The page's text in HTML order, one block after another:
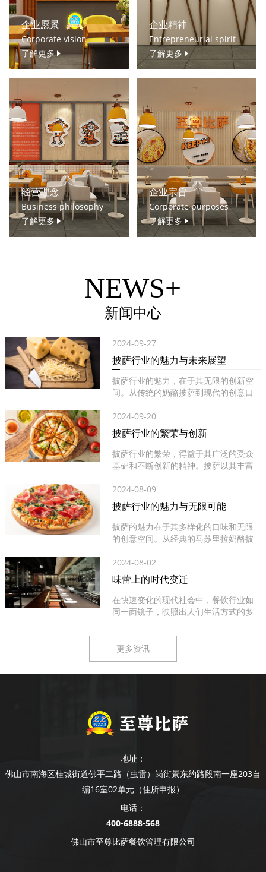
企业愿景
Corporate vision
了解更多
企业精神
Entrepreneurial spirit
了解更多
经营理念
Business philosophy
了解更多
企业宗旨
Corporate purposes
了解更多
NEWS+
新闻中心
2024-09-27
披萨行业的魅力与未来展望
披萨行业的魅力，在于其无限的创新空
间。从传统的奶酪披萨到现代的创意口
2024-09-20
披萨行业的繁荣与创新
披萨行业的繁荣，得益于其广泛的受众
基础和不断创新的精神。披萨以其丰富
2024-08-09
披萨行业的魅力与无限可能
披萨的魅力在于其多样化的口味和无限
的创意空间。从经典的马苏里拉奶酪披
2024-08-02
味蕾上的时代变迁
在快速变化的现代社会中，餐饮行业如
同一面镜子，映照出人们生活方式的多
更多资讯
地址：
佛山市南海区桂城街道佛平二路（虫雷）岗街景东约路段南一座203自
编16室02单元（住所申报）
电话：
400-6888-568
佛山市至尊比萨餐饮管理有限公司